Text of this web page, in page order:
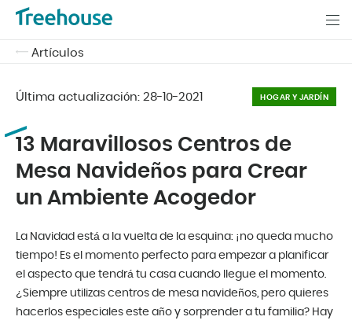
Artículos
Última actualización: 28-10-2021 HOGAR Y JARDÍN
13 Maravillosos Centros de
Mesa Navideños para Crear
un Ambiente Acogedor
La Navidad está a la vuelta de la esquina: ¡no queda mucho
tiempo! Es el momento perfecto para empezar a planificar
el aspecto que tendrá tu casa cuando llegue el momento.
¿Siempre utilizas centros de mesa navideños, pero quieres
hacerlos especiales este año y sorprender a tu familia? Hay